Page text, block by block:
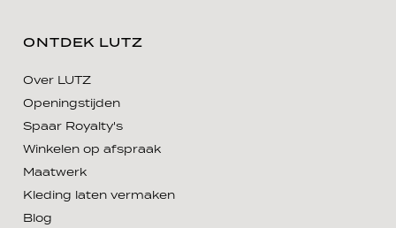
ONTDEK LUTZ
Over LUTZ
Openingstijden
Spaar Royalty's
Winkelen op afspraak
Maatwerk
Kleding laten vermaken
Blog